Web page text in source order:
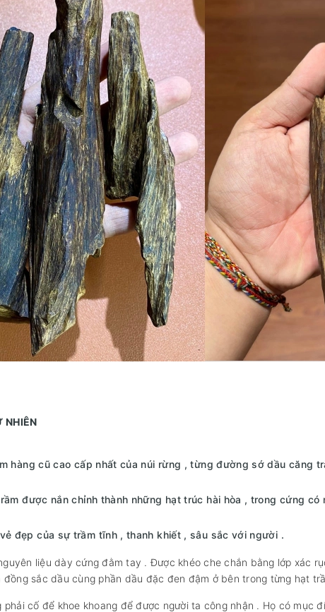
NHIÊN
hàng cũ cao cấp nhất của núi rừng , từng đường sớ dầu căng
được nắn chỉnh thành những hạt trúc hài hòa , trong cứng
đẹp của sự trầm tĩnh , thanh khiết , sâu sắc với người .
liệu dày cứng đằm tay . Được khéo che chắn bằng lớp xác
sắc dầu cùng phần dầu đặc đen đậm ở bên trong từng hạt
phải cố để khoe khoang để được người ta công nhận . Họ có mục